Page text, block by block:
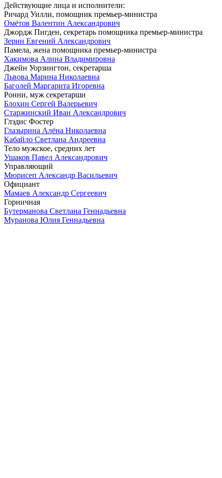
Действующие лица и исполнители:
Ричард Уилли, помощник премьер-министра
Омётов Валентин Александрович
Джордж Пигден, секретарь помощника премьер-министра
Зерин Евгений Александрович
Памела, жена помощника премьер-министра
Хакимова Алина Владимировна
Джейн Уорзингтон, секретарша
Львова Марина Николаевна
Баголей Маргарита Игоревна
Ронни, муж секретарши
Блохин Сергей Валерьевич
Старжинский Иван Александрович
Глэдис Фостер
Глазырина Алёна Николаевна
Кабайло Светлана Андреевна
Тело мужское, средних лет
Ушаков Павел Александрович
Управляющий
Мюрисеп Александр Васильевич
Официант
Мамаев Александр Сергеевич
Горничная
Бутерманова Светлана Геннадьевна
Муранова Юлия Геннадьевна